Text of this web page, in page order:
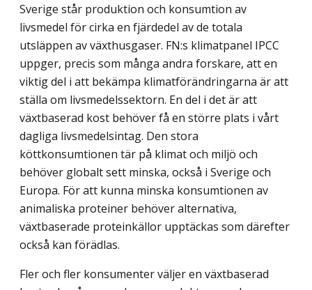
Sverige står produktion och konsumtion av
livsmedel för cirka en fjärdedel av de totala
utsläppen av växthusgaser. FN:s klimatpanel IPCC
uppger, precis som många andra forskare, att en
viktig del i att bekämpa klimatförändringarna är att
ställa om livsmedelssektorn. En del i det är att
växtbaserad kost behöver få en större plats i vårt
dagliga livsmedelsintag. Den stora
köttkonsumtionen tär på klimat och miljö och
behöver globalt sett minska, också i Sverige och
Europa. För att kunna minska konsumtionen av
animaliska proteiner behöver alternativa,
växtbaserade proteinkällor upptäckas som därefter
också kan förädlas.
Fler och fler konsumenter väljer en växtbaserad